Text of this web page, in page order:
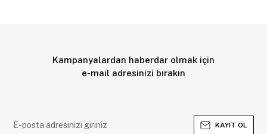
Kampanyalardan haberdar olmak için
e-mail adresinizi bırakın
KAYIT OL